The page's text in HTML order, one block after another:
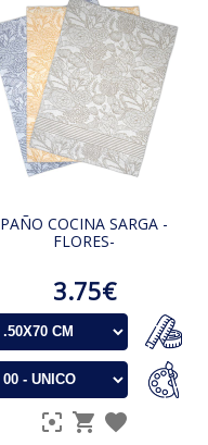
PAÑO COCINA SARGA -
FLORES-
3.75€